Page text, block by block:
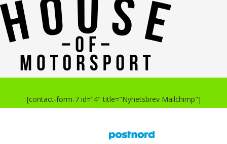
[contact-form-7 id="4" title="Nyhetsbrev Mailchimp"]